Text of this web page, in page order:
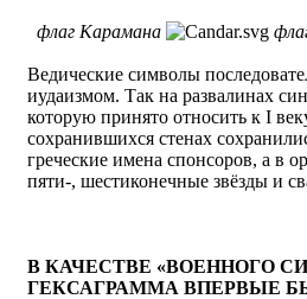
флаг Карамана
Ведические символы
иудаизмом. Так на развалинах
которую принято относить к I
сохранившихся стенах
греческие имена спонсоров, а в
пяти-, шестиконечные звёзды и
В КАЧЕСТВЕ «ВОЕННОГО
ГЕКСАГРАММА ВПЕРВЫЕ